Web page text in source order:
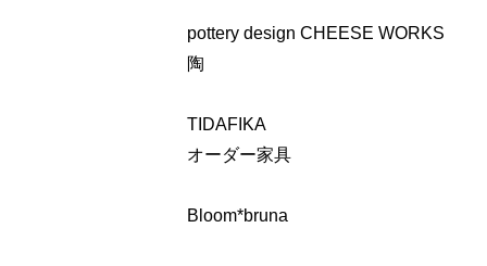
pottery design CHEESE WORKS
陶
TIDAFIKA
オーダー家具
Bloom*bruna